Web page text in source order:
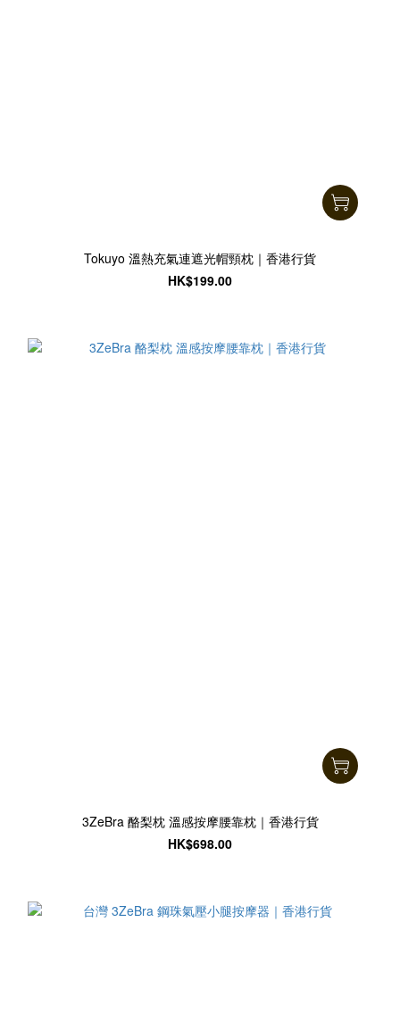
Tokuyo 溫熱充氣連遮光帽頸枕｜香港行貨
HK$199.00
3ZeBra 酪梨枕 溫感按摩腰靠枕｜香港行貨
HK$698.00